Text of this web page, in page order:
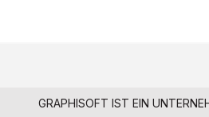
GRAPHISOFT IST EIN